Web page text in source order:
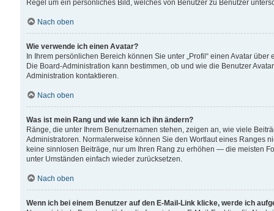
Regel um ein persönliches Bild, welches von Benutzer zu Benutzer
Nach oben
Wie verwende ich einen Avatar?
In Ihrem persönlichen Bereich können Sie unter „Profil“ einen Avatar
Die Board-Administration kann bestimmen, ob und wie die Benutzer
Administration kontaktieren.
Nach oben
Was ist mein Rang und wie kann ich ihn ändern?
Ränge, die unter Ihrem Benutzernamen stehen, zeigen an, wie viele
Administratoren. Normalerweise können Sie den Wortlaut eines Ranges
keine sinnlosen Beiträge, nur um Ihren Rang zu erhöhen — die meisten
unter Umständen einfach wieder zurücksetzen.
Nach oben
Wenn ich bei einem Benutzer auf den E-Mail-Link klicke, werde ich